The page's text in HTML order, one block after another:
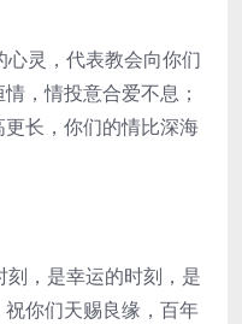
灵，代表教会向你们
，情投意合爱不息；
长，你们的情比深海
，是幸运的时刻，是
你们天赐良缘，百年